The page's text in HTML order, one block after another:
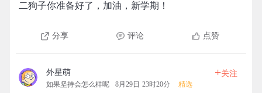
二狗子你准备好了，加油，新学期！
分享 评论 点赞
外星萌
如果坚持会怎么样呢 8月29日 23时20分 精选
+关注